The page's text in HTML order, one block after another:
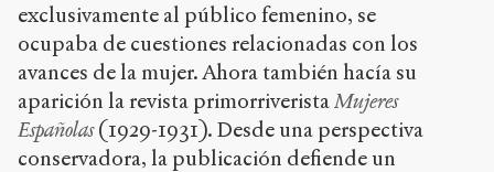
exclusivamente al público femenino, se
ocupaba de cuestiones relacionadas con los
avances de la mujer. Ahora también hacía su
aparición la revista primorriveristaMujeres
Españolas(1929-1931). Desde una perspectiva
conservadora, la publicación defiende un